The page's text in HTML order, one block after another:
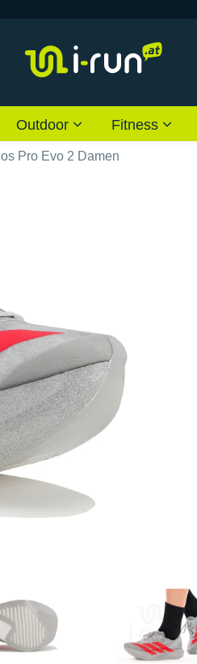
Outdoor Fitness
Pro Evo 2 Damen